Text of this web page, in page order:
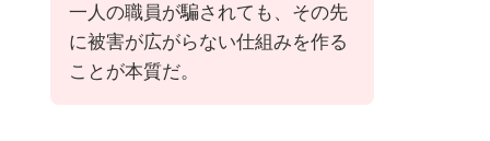
一人の職員が騙されても、その先
に被害が広がらない仕組みを作る
ことが本質だ。